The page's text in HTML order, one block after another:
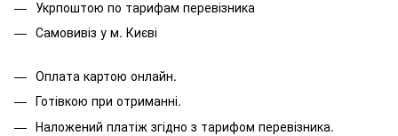
Укрпоштою по тарифам перевізника
Самовивіз у м. Києві
Оплата картою онлайн.
Готівкою при отриманні.
Наложений платіж згідно з тарифом перевізника.